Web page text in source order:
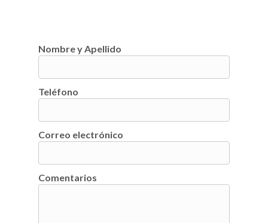
Nombre y Apellido
Teléfono
Correo electrónico
Comentarios